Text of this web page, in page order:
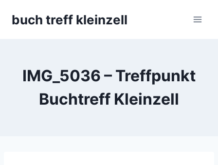
buch treff kleinzell
IMG_5036 – Treffpunkt
Buchtreff Kleinzell